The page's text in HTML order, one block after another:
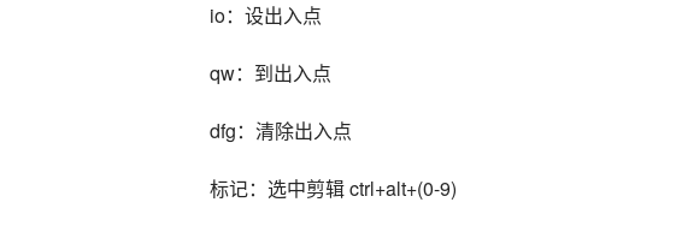
io：设出入点
qw：到出入点
dfg：清除出入点
标记：选中剪辑 ctrl+alt+(0-9)